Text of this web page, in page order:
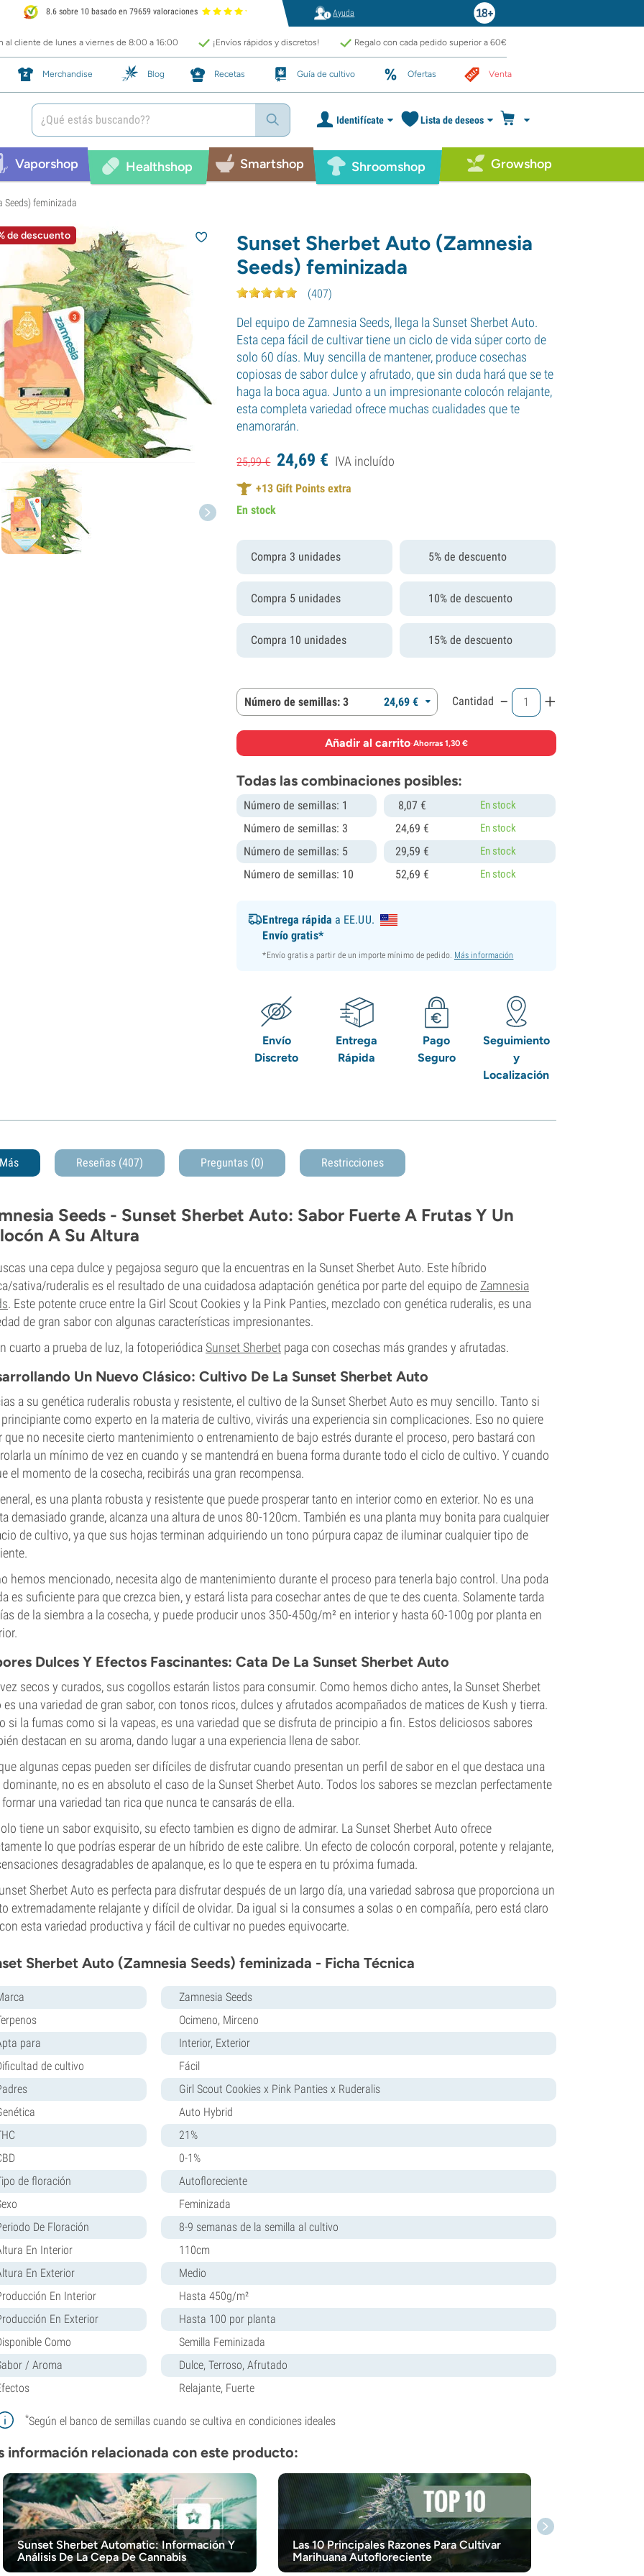
8.6 sobre 10 basado en 79659 valoraciones Ayuda
al cliente de lunes a viernes de 8:00 a 16:00 ¡Envíos rápidos y discretos! Regalo con cada pedido superior a 60€
Merchandise Blog Recetas Guía de cultivo Ofertas Venta
Identifícate Lista de deseos
Vaporshop Healthshop Smartshop Shroomshop Growshop
Seeds) feminizada
de descuento
Sunset Sherbet Auto (Zamnesia
Seeds) feminizada
(407)
Del equipo de Zamnesia Seeds, llega la Sunset Sherbet Auto.
Esta cepa fácil de cultivar tiene un ciclo de vida súper corto de
solo 60 días. Muy sencilla de mantener, produce cosechas
copiosas de sabor dulce y afrutado, que sin duda hará que se te
haga la boca agua. Junto a un impresionante colocón relajante,
esta completa variedad ofrece muchas cualidades que te
enamorarán.
25,99€ 24,69 € IVA incluído
+13 Gift Points extra
En stock
Compra 3 unidades 5% de descuento
Compra 5 unidades 10% de descuento
Compra 10 unidades 15% de descuento
Número de semillas: 3 24,69 € Cantidad - +
Añadir al carrito·Ahorras 1,30 €
Todas las combinaciones posibles:
Número de semillas: 1 8,07 € En stock
Número de semillas: 3 24,69 € En stock
Número de semillas: 5 29,59 € En stock
Número de semillas: 10 52,69 € En stock
Entrega rápida a EE.UU.
Envío gratis*
*Envío gratis a partir de un importe mínimo de pedido. Más información
Envío
Discreto
Entrega
Rápida
Pago
Seguro
Seguimiento
y
Localización
Más Reseñas (407) Preguntas (0) Restricciones
Seeds - Sunset Sherbet Auto: Sabor Fuerte A Frutas Y Un
A Su Altura
una cepa dulce y pegajosa seguro que la encuentras en la Sunset Sherbet Auto. Este híbrido
sativa/ruderalis es el resultado de una cuidadosa adaptación genética por parte del equipo de Zamnesia
. Este potente cruce entre la Girl Scout Cookies y la Pink Panties, mezclado con genética ruderalis, es una
de gran sabor con algunas características impresionantes.
cuarto a prueba de luz, la fotoperiódica Sunset Sherbet paga con cosechas más grandes y afrutadas.
Un Nuevo Clásico: Cultivo De La Sunset Sherbet Auto
a su genética ruderalis robusta y resistente, el cultivo de la Sunset Sherbet Auto es muy sencillo. Tanto si
como experto en la materia de cultivo, vivirás una experiencia sin complicaciones. Eso no quiere
que no necesite cierto mantenimiento o entrenamiento de bajo estrés durante el proceso, pero bastará con
un mínimo de vez en cuando y se mantendrá en buena forma durante todo el ciclo de cultivo. Y cuando
el momento de la cosecha, recibirás una gran recompensa.
es una planta robusta y resistente que puede prosperar tanto en interior como en exterior. No es una
demasiado grande, alcanza una altura de unos 80-120cm. También es una planta muy bonita para cualquier
de cultivo, ya que sus hojas terminan adquiriendo un tono púrpura capaz de iluminar cualquier tipo de
hemos mencionado, necesita algo de mantenimiento durante el proceso para tenerla bajo control. Una poda
es suficiente para que crezca bien, y estará lista para cosechar antes de que te des cuenta. Solamente tarda
de la siembra a la cosecha, y puede producir unos 350-450g/m² en interior y hasta 60-100g por planta en
Dulces Y Efectos Fascinantes: Cata De La Sunset Sherbet Auto
secos y curados, sus cogollos estarán listos para consumir. Como hemos dicho antes, la Sunset Sherbet
es una variedad de gran sabor, con tonos ricos, dulces y afrutados acompañados de matices de Kush y tierra.
si la fumas como si la vapeas, es una variedad que se disfruta de principio a fin. Estos deliciosos sabores
destacan en su aroma, dando lugar a una experiencia llena de sabor.
algunas cepas pueden ser difíciles de disfrutar cuando presentan un perfil de sabor en el que destaca una
dominante, no es en absoluto el caso de la Sunset Sherbet Auto. Todos los sabores se mezclan perfectamente
formar una variedad tan rica que nunca te cansarás de ella.
tiene un sabor exquisito, su efecto tambien es digno de admirar. La Sunset Sherbet Auto ofrece
lo que podrías esperar de un híbrido de este calibre. Un efecto de colocón corporal, potente y relajante,
desagradables de apalanque, es lo que te espera en tu próxima fumada.
Sherbet Auto es perfecta para disfrutar después de un largo día, una variedad sabrosa que proporciona un
extremadamente relajante y difícil de olvidar. Da igual si la consumes a solas o en compañía, pero está claro
esta variedad productiva y fácil de cultivar no puedes equivocarte.
Sherbet Auto (Zamnesia Seeds) feminizada - Ficha Técnica
Zamnesia Seeds
Ocimeno, Mirceno
para
Interior, Exterior
de cultivo
Fácil
Girl Scout Cookies x Pink Panties x Ruderalis
Auto Hybrid
21%
0-1%
de floración
Autofloreciente
Feminizada
De Floración
8-9 semanas de la semilla al cultivo
En Interior
110cm
En Exterior
Medio
En Interior
Hasta 450g/m²
En Exterior
Hasta 100 por planta
Como
Semilla Feminizada
/ Aroma
Dulce, Terroso, Afrutado
Relajante, Fuerte
*Según el banco de semillas cuando se cultiva en condiciones ideales
información relacionada con este producto:
Sunset Sherbet Automatic: Información Y
Análisis De La Cepa De Cannabis
Las 10 Principales Razones Para Cultivar
Marihuana Autofloreciente